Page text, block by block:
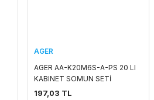
AGER
AGER AA-K20M6S-A-PS 20 LI
KABINET SOMUN SETİ
197,03 TL